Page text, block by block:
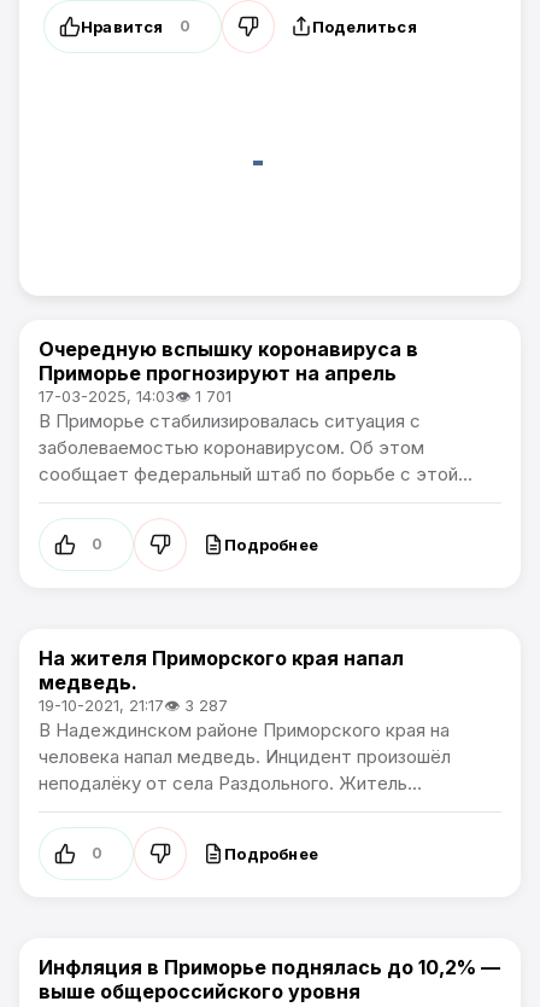
Нравится 0 Поделиться
Новости Приморского края
Очередную вспышку коронавируса в
Приморье прогнозируют на апрель
17-03-2025, 14:03👁 1 701
В Приморье стабилизировалась ситуация с
заболеваемостью коронавирусом. Об этом
сообщает федеральный штаб по борьбе с этой...
0 Подробнее
Новости Приморского края
На жителя Приморского края напал
медведь.
19-10-2021, 21:17👁 3 287
В Надеждинском районе Приморского края на
человека напал медведь. Инцидент произошёл
неподалёку от села Раздольного. Житель...
0 Подробнее
Новости Приморского края
Инфляция в Приморье поднялась до 10,2% —
выше общероссийского уровня